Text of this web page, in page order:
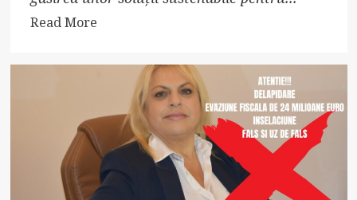
Read MoreRead
about
SOLAR
ENERGY
SUMMIT:
definiția
termenului